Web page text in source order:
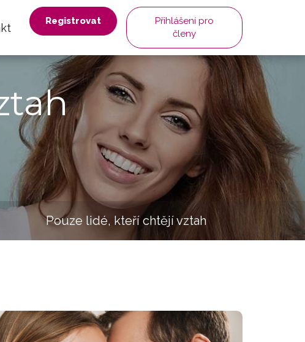
Registrovat
Přihlášení pro
členy
Pouze lidé, kteří chtějí vztah